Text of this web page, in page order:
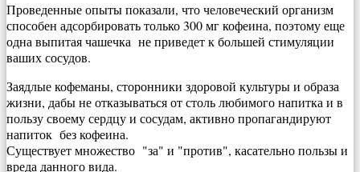
Проведенные опыты показали, что человеческий организм
способен адсорбировать только 300 мг кофеина, поэтому еще
одна выпитая чашечка не приведет к большей стимуляции
ваших сосудов.
Заядлые кофеманы, сторонники здоровой культуры и образа
жизни, дабы не отказываться от столь любимого напитка и в
пользу своему сердцу и сосудам, активно пропагандируют
напиток без кофеина.
Существует множество "за" и "против", касательно пользы и
вреда данного вида.